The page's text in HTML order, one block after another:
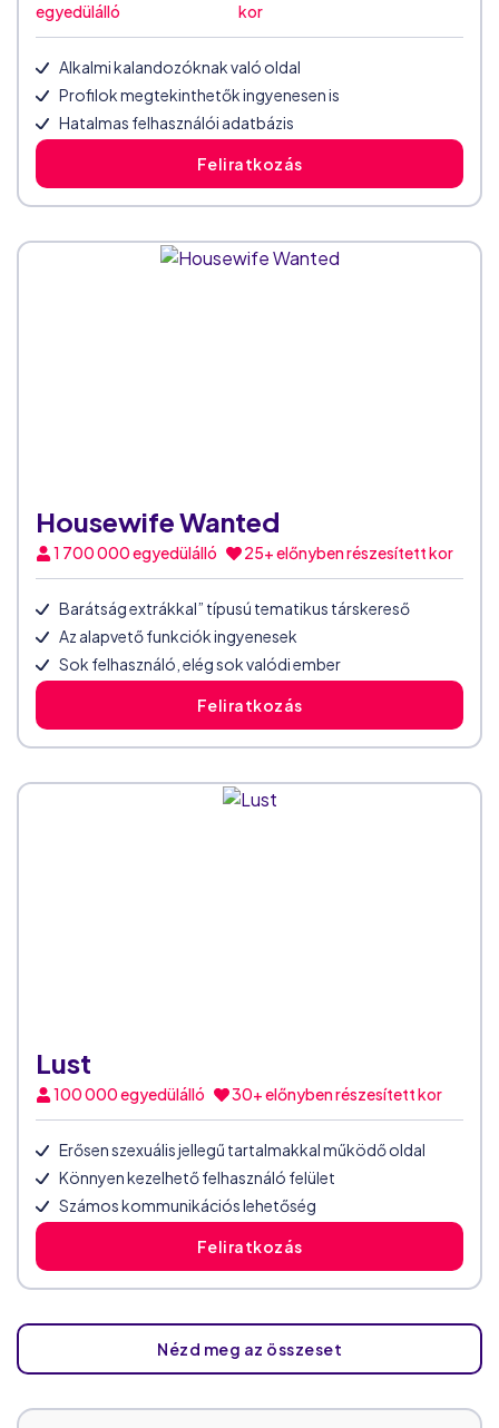
egyedülálló
kor
Alkalmi kalandozóknak való oldal
Profilok megtekinthetők ingyenesen is
Hatalmas felhasználói adatbázis
Feliratkozás
Housewife Wanted
1 700 000egyedülálló 25+ előnyben részesített kor
Barátság extrákkal” típusú tematikus társkereső
Az alapvető funkciók ingyenesek
Sok felhasználó, elég sok valódi ember
Feliratkozás
Lust
100 000egyedülálló 30+ előnyben részesített kor
Erősen szexuális jellegű tartalmakkal működő oldal
Könnyen kezelhető felhasználó felület
Számos kommunikációs lehetőség
Feliratkozás
Nézd meg az összeset